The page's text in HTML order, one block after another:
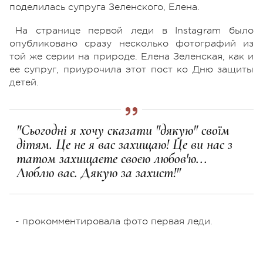
поделилась супруга Зеленского, Елена.
На странице первой леди в Instagram было
опубликовано сразу несколько фотографий из
той же серии на природе. Елена Зеленская, как и
ее супруг, приурочила этот пост ко Дню защиты
детей.
"Сьогодні я хочу сказати "дякую" своїм
дітям. Це не я вас захищаю! Це ви нас з
татом захищаєте своєю любов'ю...
Люблю вас. Дякую за захист!"
- прокомментировала фото первая леди.